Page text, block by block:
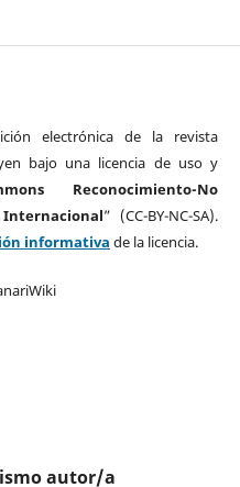
electrónica de la revista
bajo una licencia de uso y
Reconocimiento-No
” (CC-BY-NC-SA).
informativa de la licencia.
autor/a